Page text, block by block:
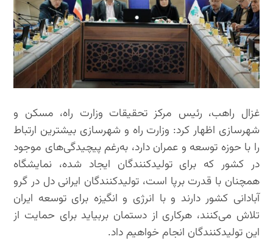
غزال راهب، رئیس مرکز تحقیقات وزارت راه، مسکن و
شهرسازی اظهار کرد: وزارت‌ راه و شهرسازی بیشترین ارتباط
را با حوزه توسعه و عمران دارد، به‌رغم پیچیدگی‌های موجود
در کشور که برای تولیدکنندگان ایجاد شده، نمایشگاه
همچنان با قدرت برپا است، تولیدکنندگان ایرانی دل در گرو
آبادانی کشور دارند و با انرژی و انگیزه برای توسعه ایران
تلاش می‌کنند، هرکاری از دستمان بربیاید برای حمایت از
این تولیدکنندگان انجام خواهیم داد.